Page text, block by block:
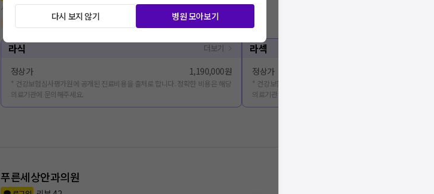
서울 광진구 화양동
인공눈물 처방( 21)
라식 더보기
정상가 1,190,000원
* 건강보험심사평가원에 공개된 진료비용을 출처로 합니다. 정확한 비용은 해당
의료기관에 문의해주세요.
라섹
정상가
* 건강보험심사평가원에 공개된 진료비용을 출처로 합니다. 정확
의료기관에 문의해주세요.
푸른세상안과의원
다시 보지 않기 병원 모아보기